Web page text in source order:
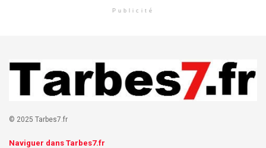
Publicité
© 2025 Tarbes7.fr
Naviguer dans Tarbes7.fr